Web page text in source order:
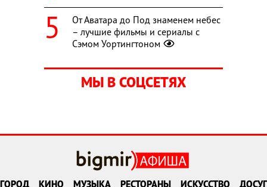
От Аватара до Под знаменем небес
– лучшие фильмы и сериалы с
Сэмом Уортингтоном
МЫ В СОЦСЕТЯХ
ГОРОД КИНО МУЗЫКА РЕСТОРАНЫ ИСКУССТВО ДОСУГ